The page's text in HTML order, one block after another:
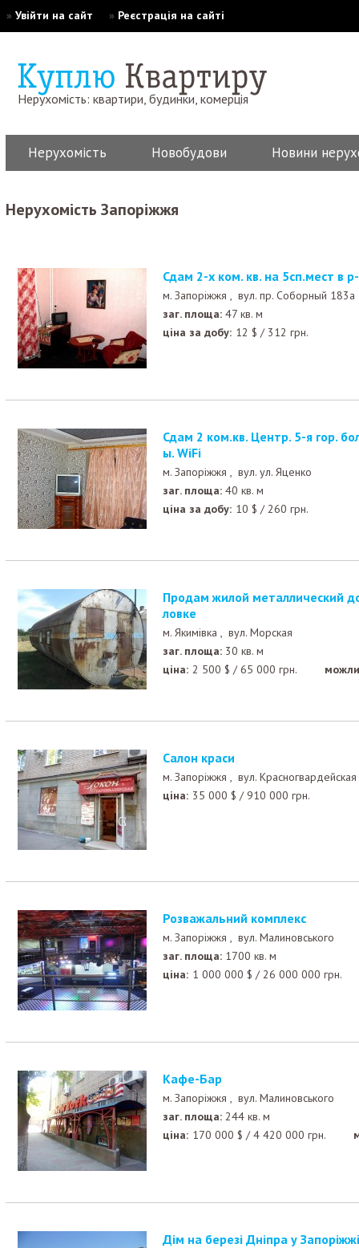
» Увійти на сайт » Реєстрація на сайті
Нерухомість: квартири, будинки, комерція
Нерухомість Новобудови Новини
Нерухомість Запоріжжя
Сдам 2-х ком. кв. на 5сп.мест в
м. Запоріжжя , вул. пр. Соборный 183а
заг. площа: 47 кв. м
ціна за добу: 12 $ / 312 грн.
Сдам 2 ком.кв. Центр. 5-я гор. больница. Парк Побед
ы. WiFi
м. Запоріжжя , вул. ул. Яценко
заг. площа: 40 кв. м
ціна за добу: 10 $ /260 грн.
Продам жилой металлический домик ЦУБ-2М в Кирил
ловке
м. Якимівка , вул. Морская
заг. площа: 30 кв. м
ціна: 2 500 $ /65 000 грн.
Салон краси
м. Запоріжжя , вул.
ціна: 35 000 $ / 910 000 грн.
Розважальний комплекс
м. Запоріжжя , вул. Малиновського
заг. площа: 1700 кв. м
ціна: 1 000 000 $ /26 000 000 грн.
Кафе-Бар
м. Запоріжжя , вул. Малиновського
заг. площа: 244 кв. м
ціна: 170 000 $ /4 420 000 грн.
Дім на березі Дніпра у Запоріжжі